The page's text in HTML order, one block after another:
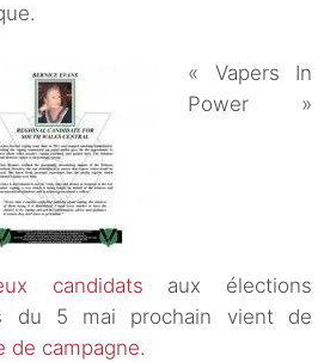
« Vapers In
Power »
candidats aux élections
du 5 mai prochain vient de
de campagne.